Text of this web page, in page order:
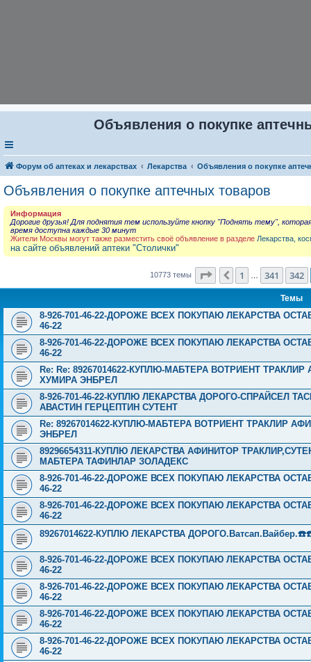
Объявления о покупке
Форум об аптеках и лекарствах Лекарства Объявления о покупке
Объявления о покупке аптечных товаров
Информация
Дорогие друзья! Для поднятия тем используйте кнопку "Поднять тему",
время доступна каждые 30 минут
Жители Москвы могут также разместить своё объявление в разделе Лекарства,
на сайте объявлений аптеки "Столички"
10773 темы Страница 343из 431
Пред.
1 341 342
Темы
8-926-701-46-22-ДОРОЖЕ ВСЕХ ПОКУПАЮ ЛЕКАРСТВА
46-22
8-926-701-46-22-ДОРОЖЕ ВСЕХ ПОКУПАЮ ЛЕКАРСТВА
46-22
Re: Re: 89267014622-КУПЛЮ-МАБТЕРА ВОТРИЕНТ
ХУМИРА ЭНБРЕЛ
8-926-701-46-22-КУПЛЮ ЛЕКАРСТВА ДОРОГО-СПРАЙСЕЛ
АВАСТИН ГЕРЦЕПТИН СУТЕНТ
Re: 89267014622-КУПЛЮ-МАБТЕРА ВОТРИЕНТ ТРАКЛИР
ЭНБРЕЛ
89296654311-КУПЛЮ ЛЕКАРСТВА АФИНИТОР
МАБТЕРА ТАФИНЛАР ЗОЛАДЕКС
8-926-701-46-22-ДОРОЖЕ ВСЕХ ПОКУПАЮ ЛЕКАРСТВА
46-22
8-926-701-46-22-ДОРОЖЕ ВСЕХ ПОКУПАЮ ЛЕКАРСТВА
46-22
89267014622-КУПЛЮ ЛЕКАРСТВА
8-926-701-46-22-ДОРОЖЕ ВСЕХ ПОКУПАЮ ЛЕКАРСТВА
46-22
8-926-701-46-22-ДОРОЖЕ ВСЕХ ПОКУПАЮ ЛЕКАРСТВА
46-22
8-926-701-46-22-ДОРОЖЕ ВСЕХ ПОКУПАЮ ЛЕКАРСТВА
46-22
8-926-701-46-22-ДОРОЖЕ ВСЕХ ПОКУПАЮ ЛЕКАРСТВА
46-22